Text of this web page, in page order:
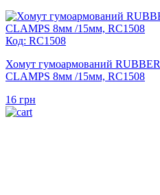
Код: RC1508
Хомут гумоармований RUBBER
CLAMPS 8мм /15мм, RC1508
16 грн